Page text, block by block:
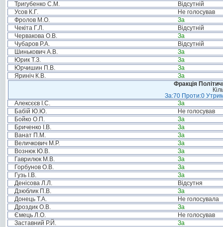
Тригубенко С.М.
Відсутній
Усов К.Г.
Не голосував
Фролов М.О.
За
Чекіта Г.Л.
Відсутній
Червакова О.В.
За
Чубаров Р.А.
Відсутній
Шинькович А.В.
За
Юрик Т.З.
За
Юрчишин П.В.
За
Яриніч К.В.
За
Фракція
За:70 Проти:0
Алексєєв І.С.
За
Бабій Ю.Ю.
Не голосував
Бойко О.П.
За
Бриченко І.В.
За
Ванат П.М.
За
Величкович М.Р.
За
Вознюк Ю.В.
За
Гаврилюк М.В.
За
Горбунов О.В.
За
Гузь І.В.
За
Денісова Л.Л.
Відсутня
Дзюблик П.В.
За
Донець Т.А.
Не голосувала
Дроздик О.В.
За
Ємець Л.О.
Не голосував
Заставний Р.Й.
За